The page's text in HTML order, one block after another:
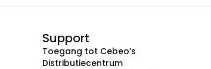
Support
Toegang tot Cebeo’s
Distributiecentrum